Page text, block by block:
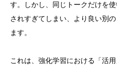
す。しかし、同じトークだけを
されすぎてしまい、より良い別
ます。
これは、強化学習における「活